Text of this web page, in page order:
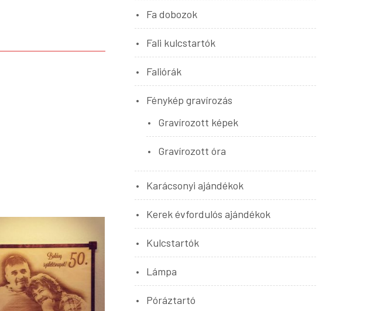
Fa dobozok
Fali kulcstartók
Faliórák
Fénykép gravírozás
Gravírozott képek
Gravírozott óra
Karácsonyi ajándékok
Kerek évfordulós ajándékok
Kulcstartók
Lámpa
Póráztartó